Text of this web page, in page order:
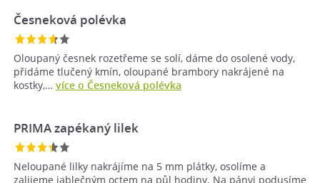
Česneková polévka
Oloupaný česnek rozetřeme se solí, dáme do osolené vody,
přidáme tlučený kmín, oloupané brambory nakrájené na
kostky,… více o Česneková polévka
PRIMA zapékaný lilek
Neloupané lilky nakrájíme na 5 mm plátky, osolíme a
zalijeme jablečným octem na půl hodiny. Na pánvi podusíme